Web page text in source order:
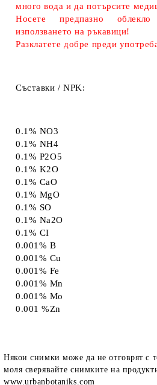
много вода и да потърсите
Носете предпазно
използването на ръкавици!
Разклатете добре преди
Съставки / NPK:
0.1% NO3
0.1% NH4
0.1% P2O5
0.1% K2O
0.1% CaO
0.1% MgO
0.1% SO
0.1% Na2O
0.1% CI
0.001% B
0.001% Cu
0.001% Fe
0.001% Mn
0.001% Mo
0.001 %Zn
Някои снимки може да не отговрят с
моля сверявайте снимките на
www.urbanbotaniks.com